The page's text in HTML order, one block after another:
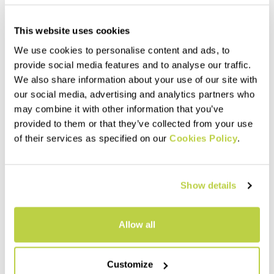
This website uses cookies
We use cookies to personalise content and ads, to
provide social media features and to analyse our traffic.
We also share information about your use of our site with
our social media, advertising and analytics partners who
may combine it with other information that you’ve
provided to them or that they’ve collected from your use
of their services as specified on our Cookies Policy.
Show details
Allow all
Customize
Summer Sale 30% Off
moments de loisirs.
Comparez
Summer Sale 30% Off
Bermuda au confort
l’escalade, mais l’apparence
et la fonctionnalité les
loisirs, surtout par temps